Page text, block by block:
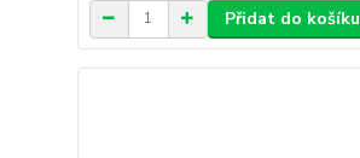
Přidat do košíku